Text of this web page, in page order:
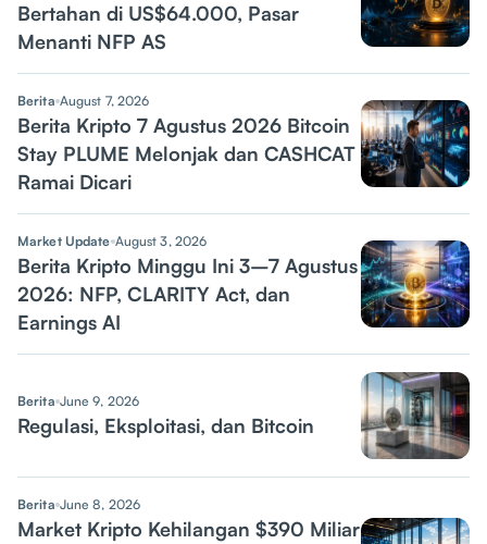
Bertahan di US$64.000, Pasar
Menanti NFP AS
Berita August 7, 2026
Berita Kripto 7 Agustus 2026 Bitcoin
Stay PLUME Melonjak dan CASHCAT
Ramai Dicari
Market Update August 3, 2026
Berita Kripto Minggu Ini 3–7 Agustus
2026: NFP, CLARITY Act, dan
Earnings AI
Berita June 9, 2026
Regulasi, Eksploitasi, dan Bitcoin
Berita June 8, 2026
Market Kripto Kehilangan $390 Miliar